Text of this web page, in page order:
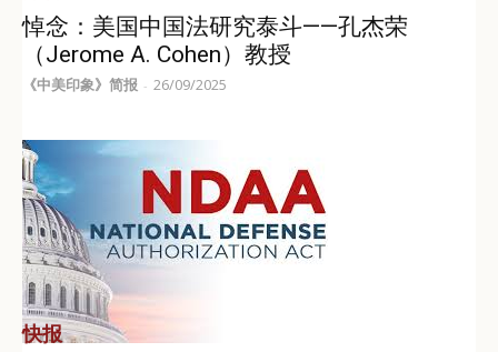
悼念：美国中国法研究泰斗——孔杰荣
（Jerome A. Cohen）教授
《中美印象》简报 - 26/09/2025
快报